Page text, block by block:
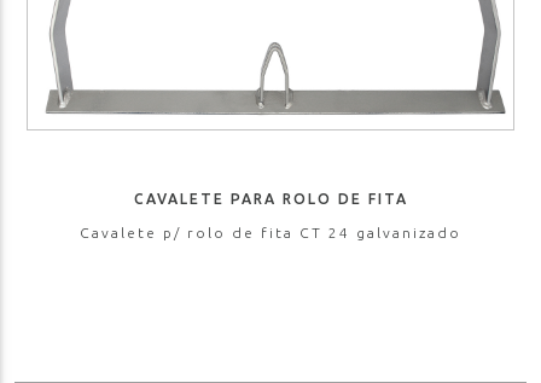
CAVALETE PARA ROLO DE FITA
Cavalete p/ rolo de fita CT 24 galvanizado